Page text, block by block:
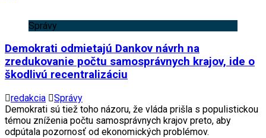
Správy
Demokrati odmietajú Dankov návrh na
zredukovanie počtu samosprávnych krajov, ide o
škodlivú recentralizáciu
redakcia
Správy
Demokrati sú tiež toho názoru, že vláda prišla s populistickou
témou zníženia počtu samosprávnych krajov preto, aby
odpútala pozornosť od ekonomických problémov.